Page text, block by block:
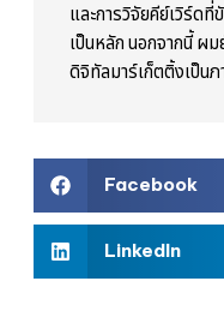
และการวิจัยคีย์เวิร์ดที่
เป็นหลัก นอกจากนี้ ผม
ดิจิทัลมาร์เก็ตติ้งเป็นภ
Facebook
LinkedIn